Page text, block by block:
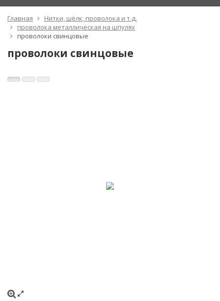
Главная
Нитки, шёлк, проволока и т.д.
проволока металлическая на шпулях
проволоки свинцовые
проволоки свинцовые